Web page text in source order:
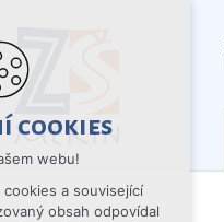
cookies
webu!
a související
obsah odpovídal